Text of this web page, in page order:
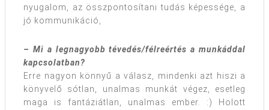
nyugalom, az összpontosítani tudás képessége, a
jó kommunikáció,
– Mi a legnagyobb tévedés/félreértés a munkáddal
kapcsolatban?
Erre nagyon könnyű a válasz, mindenki azt hiszi a
könyvelő sótlan, unalmas munkát végez, esetleg
maga is fantáziátlan, unalmas ember. :) Holott